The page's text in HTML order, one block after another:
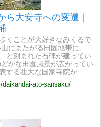
ら大安寺への変遷｜
くことが大好きなみくるで
にまたがる田園地帯に、
と刻まれた石碑が建ってい
かな田園風景が広がってい
する壮大な国家寺院が…
ato-sansaku/